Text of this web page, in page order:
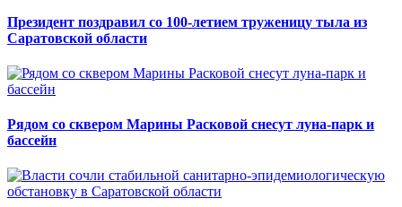
Президент поздравил со 100-летием труженицу тыла из
Саратовской области
Рядом со сквером Марины Расковой снесут луна-парк и
бассейн